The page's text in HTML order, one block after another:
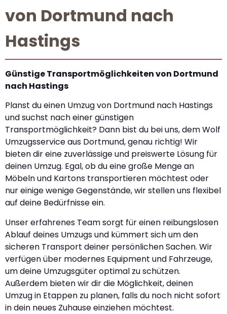
von Dortmund nach
Hastings
Günstige Transportmöglichkeiten von Dortmund
nach Hastings
Planst du einen Umzug von Dortmund nach Hastings
und suchst nach einer günstigen
Transportmöglichkeit? Dann bist du bei uns, dem Wolf
Umzugsservice aus Dortmund, genau richtig! Wir
bieten dir eine zuverlässige und preiswerte Lösung für
deinen Umzug. Egal, ob du eine große Menge an
Möbeln und Kartons transportieren möchtest oder
nur einige wenige Gegenstände, wir stellen uns flexibel
auf deine Bedürfnisse ein.
Unser erfahrenes Team sorgt für einen reibungslosen
Ablauf deines Umzugs und kümmert sich um den
sicheren Transport deiner persönlichen Sachen. Wir
verfügen über modernes Equipment und Fahrzeuge,
um deine Umzugsgüter optimal zu schützen.
Außerdem bieten wir dir die Möglichkeit, deinen
Umzug in Etappen zu planen, falls du noch nicht sofort
in dein neues Zuhause einziehen möchtest.